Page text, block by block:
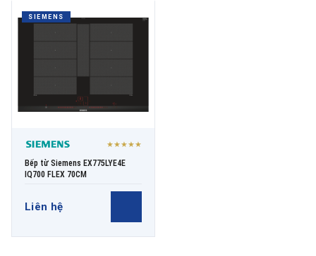
SIEMENS
★★★★★
Bếp từ Siemens EX775LYE4E
IQ700 FLEX 70CM
Liên hệ